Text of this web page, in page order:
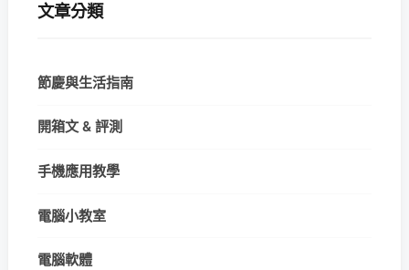
文章分類
節慶與生活指南
開箱文 & 評測
手機應用教學
電腦小教室
電腦軟體